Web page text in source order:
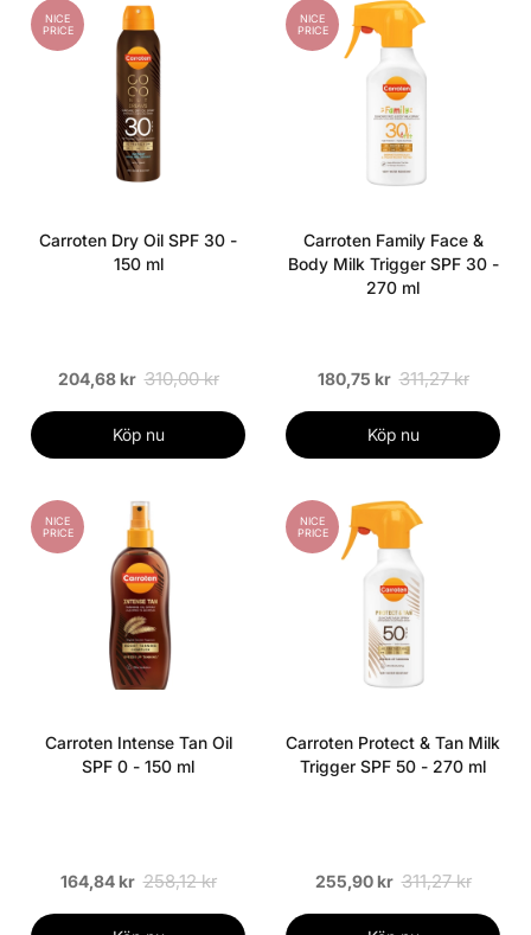
NICE
PRICE
Carroten Dry Oil SPF 30 -
150 ml
204,68 kr 310,00 kr
Köp nu
NICE
PRICE
Carroten Family Face &
Body Milk Trigger SPF 30 -
270 ml
180,75 kr 311,27 kr
Köp nu
NICE
PRICE
Carroten Intense Tan Oil
SPF 0 - 150 ml
164,84 kr 258,12 kr
NICE
PRICE
Carroten Protect & Tan Milk
Trigger SPF 50 - 270 ml
255,90 kr 311,27 kr